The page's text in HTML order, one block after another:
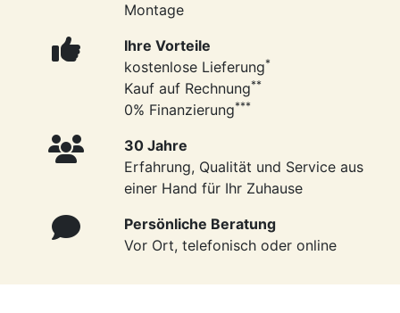
Montage
Ihre Vorteile
kostenlose Lieferung*
Kauf auf Rechnung**
0% Finanzierung***
30 Jahre
Erfahrung, Qualität und Service aus
einer Hand für Ihr Zuhause
Persönliche Beratung
Vor Ort, telefonisch oder online